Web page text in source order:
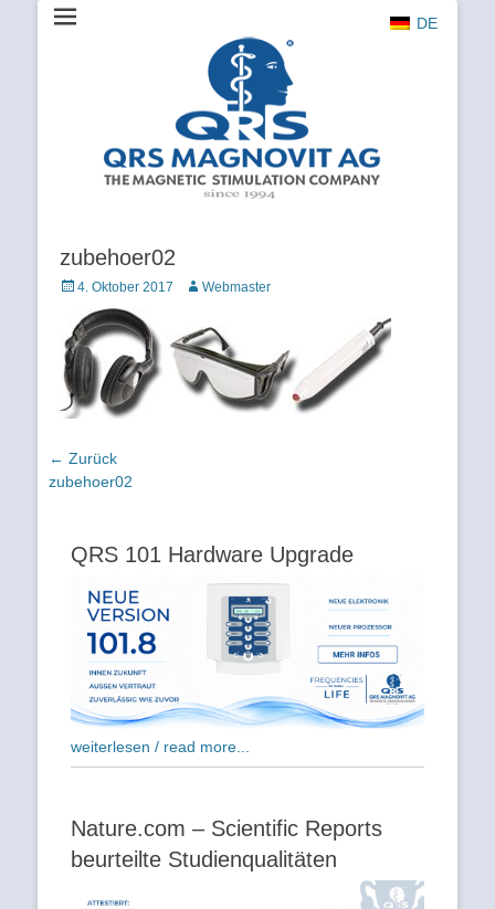
MAGNOVIT
The Magnetic Stimulation Company
DE
zubehoer02
Veröffentlicht
4. Oktober 2017 AutorWebmaster
Beitragsnavigation
← Zurück
Vorhergehender
zubehoer02
QRS 101 Hardware Upgrade
weiterlesen / read more...
Nature.com – Scientific Reports
beurteilte Studienqualitäten